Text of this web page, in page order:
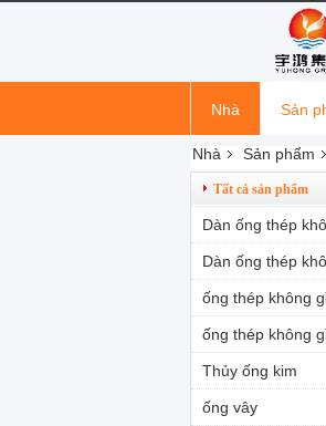
Nhà Sản
tin tức công ty
Nhà Sản phẩm
Tất cả sản phẩm
Dàn ống thép
Dàn ống thép
ống thép không
ống thép không
Thủy ống kim
ống vây